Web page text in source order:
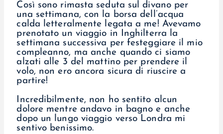
Così sono rimasta seduta sul divano per
una settimana, con la borsa dell’acqua
calda letteralmente legata a me! Avevamo
prenotato un viaggio in Inghilterra la
settimana successiva per festeggiare il mio
compleanno, ma anche quando ci siamo
alzati alle 3 del mattino per prendere il
volo, non ero ancora sicura di riuscire a
partire!
Incredibilmente, non ho sentito alcun
dolore mentre andavo in bagno e anche
dopo un lungo viaggio verso Londra mi
sentivo benissimo.